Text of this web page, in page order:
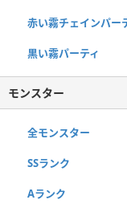
赤い霧チェインパー
黒い霧パーティ
モンスター
全モンスター
SSランク
Aランク